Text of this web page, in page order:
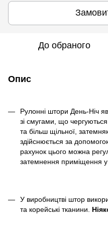
До обраного
Опис
Рулонні штори День-Ніч
зі смугами, що чергуються
та більш щільної,
здійснюється за
рахунок цього можна
затемнення приміщення у
У виробництві штор
та корейські тканини.